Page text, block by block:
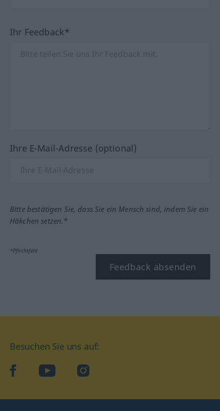
Ihr Feedback*
Ihre E-Mail-Adresse (optional)
Bitte bestätigen Sie, dass Sie ein Mensch sind, indem Sie ein
Häkchen setzen.*
*Pflichtfeld
Feedback absenden
Besuchen Sie uns auf:
facebookYouTube Instagram